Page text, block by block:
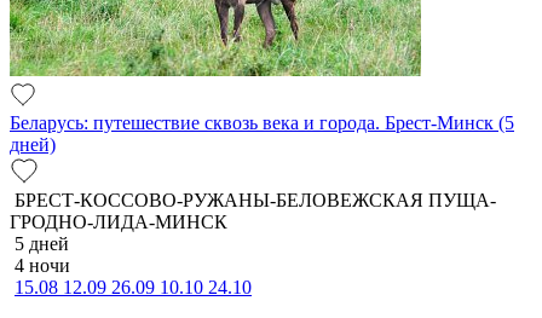
Беларусь: путешествие сквозь века и города. Брест-Минск (5
дней)
БРЕСТ-КОССОВО-РУЖАНЫ-БЕЛОВЕЖСКАЯ ПУЩА-
ГРОДНО-ЛИДА-МИНСК
5 дней
4 ночи
15.08 12.09 26.09 10.10 24.10